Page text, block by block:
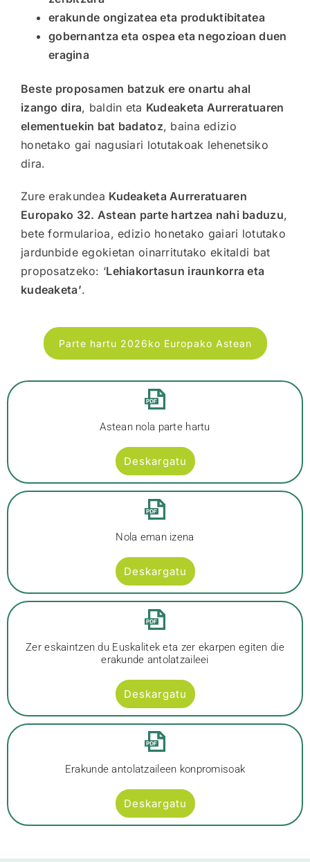
erakunde ongizatea eta produktibitatea
gobernantza eta ospea eta negozioan duen
eragina
Beste proposamen batzuk ere onartu ahal
izango dira, baldin eta Kudeaketa Aurreratuaren
elementuekin bat badatoz, baina edizio
honetako gai nagusiari lotutakoak lehenetsiko
dira.
Zure erakundea Kudeaketa Aurreratuaren
Europako 32. Astean parte hartzea nahi baduzu,
bete formularioa, edizio honetako gaiari lotutako
jardunbide egokietan oinarritutako ekitaldi bat
proposatzeko: ‘Lehiakortasun iraunkorra eta
kudeaketa’.
Parte hartu 2026ko Europako Astean
Astean nola parte hartu
Deskargatu
Nola eman izena
Deskargatu
Zer eskaintzen du Euskalitek eta zer ekarpen egiten die
erakunde antolatzaileei
Deskargatu
Erakunde antolatzaileen konpromisoak
Deskargatu